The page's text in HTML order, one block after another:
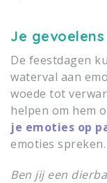
Je
De feestdagen
waterval aan
woede tot
helpen om hem
je emoties op
emoties spreken.
Ben jij een